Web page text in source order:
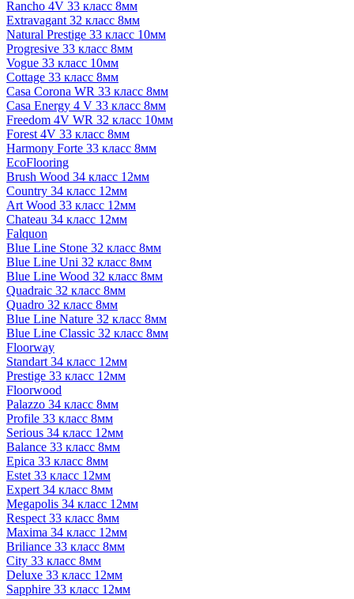
Rancho 4V 33 класс 8мм
Extravagant 32 класс 8мм
Natural Prestige 33 класс 10мм
Progresive 33 класс 8мм
Vogue 33 класс 10мм
Cottage 33 класс 8мм
Casa Corona WR 33 класс 8мм
Casa Energy 4 V 33 класс 8мм
Freedom 4V WR 32 класс 10мм
Forest 4V 33 класс 8мм
Harmony Forte 33 класс 8мм
EcoFlooring
Brush Wood 34 класс 12мм
Country 34 класс 12мм
Art Wood 33 класс 12мм
Chateau 34 класс 12мм
Falquon
Blue Line Stone 32 класс 8мм
Blue Line Uni 32 класс 8мм
Blue Line Wood 32 класс 8мм
Quadraic 32 класс 8мм
Quadro 32 класс 8мм
Blue Line Nature 32 класс 8мм
Blue Line Classic 32 класс 8мм
Floorway
Standart 34 класс 12мм
Prestige 33 класс 12мм
Floorwood
Palazzo 34 класс 8мм
Profile 33 класс 8мм
Serious 34 класс 12мм
Balance 33 класс 8мм
Epica 33 класс 8мм
Estet 33 класс 12мм
Expert 34 класс 8мм
Megapolis 34 класс 12мм
Respect 33 класс 8мм
Maxima 34 класс 12мм
Briliance 33 класс 8мм
City 33 класс 8мм
Deluxe 33 класс 12мм
Sapphire 33 класс 12мм